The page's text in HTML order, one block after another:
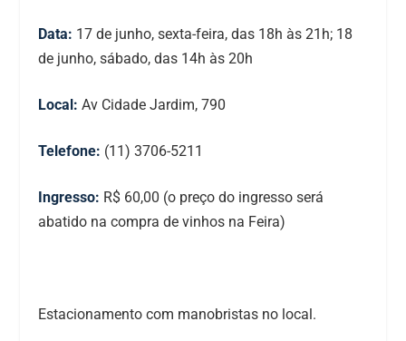
Data: 17 de junho, sexta-feira, das 18h às 21h; 18
de junho, sábado, das 14h às 20h
Local: Av Cidade Jardim, 790
Telefone: (11) 3706-5211
Ingresso: R$ 60,00 (o preço do ingresso será
abatido na compra de vinhos na Feira)
Estacionamento com manobristas no local.